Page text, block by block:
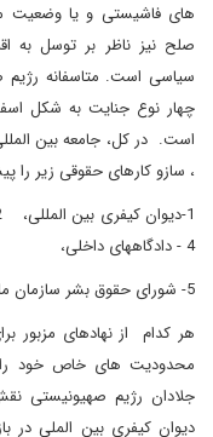
های فاشیستی و یا وضعیت
صلح نیز ناظر بر توسل به
سیاسی است. متاسفانه
چهار نوع جنایت به شکل
است. در کل، جامعه بین
، سازو کارهای حقوقی زیر را
4 - دادگاههای داخلی،
5- شورای حقوق بشر سازمان ملل.
هر کدام از نهادهای مزبور
محدودیت های خاص خود را
جلادان رژیم صهیونیستی
دیوان کیفری بین الملی در